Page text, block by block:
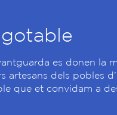
es donen la
artesans dels pobles
que et convidam a